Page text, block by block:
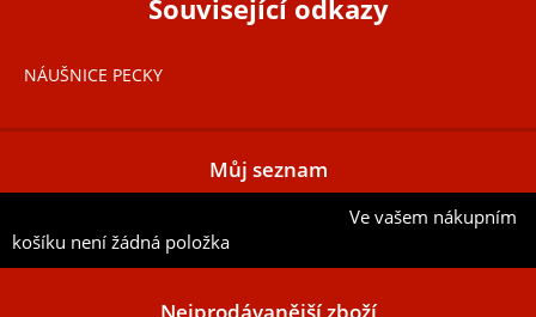
Související odkazy
NÁUŠNICE PECKY
Můj seznam
Ve vašem nákupním
košíku není žádná položka
Nejprodávanější zboží